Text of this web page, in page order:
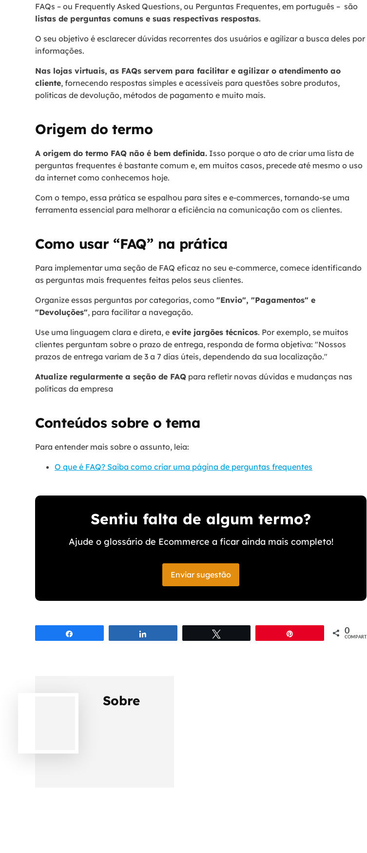
FAQs – ou Frequently Asked Questions, ou Perguntas Frequentes, em português – são
listas de perguntas comuns e suas respectivas respostas.
O seu objetivo é esclarecer dúvidas recorrentes dos usuários e agilizar a busca deles por
informações.
Nas lojas virtuais, as FAQs servem para facilitar e agilizar o atendimento ao
cliente, fornecendo respostas simples e acessíveis para questões sobre produtos,
políticas de devolução, métodos de pagamento e muito mais.
Origem do termo
A origem do termo FAQ não é bem definida. Isso porque o ato de criar uma lista de
perguntas frequentes é bastante comum e, em muitos casos, precede até mesmo o uso
da internet como conhecemos hoje.
Com o tempo, essa prática se espalhou para sites e e-commerces, tornando-se uma
ferramenta essencial para melhorar a eficiência na comunicação com os clientes.
Como usar “FAQ” na prática
Para implementar uma seção de FAQ eficaz no seu e-commerce, comece identificando
as perguntas mais frequentes feitas pelos seus clientes.
Organize essas perguntas por categorias, como "Envio", "Pagamentos" e
"Devoluções", para facilitar a navegação.
Use uma linguagem clara e direta, e evite jargões técnicos. Por exemplo, se muitos
clientes perguntam sobre o prazo de entrega, responda de forma objetiva: "Nossos
prazos de entrega variam de 3 a 7 dias úteis, dependendo da sua localização."
Atualize regularmente a seção de FAQ para refletir novas dúvidas e mudanças nas
políticas da empresa​
Conteúdos sobre o tema
Para entender mais sobre o assunto, leia:
O que é FAQ? Saiba como criar uma página de perguntas frequentes
Sentiu falta de algum termo?
Ajude o glossário de Ecommerce a ficar ainda mais completo!
Enviar sugestão
0
COMPART.
Sobre